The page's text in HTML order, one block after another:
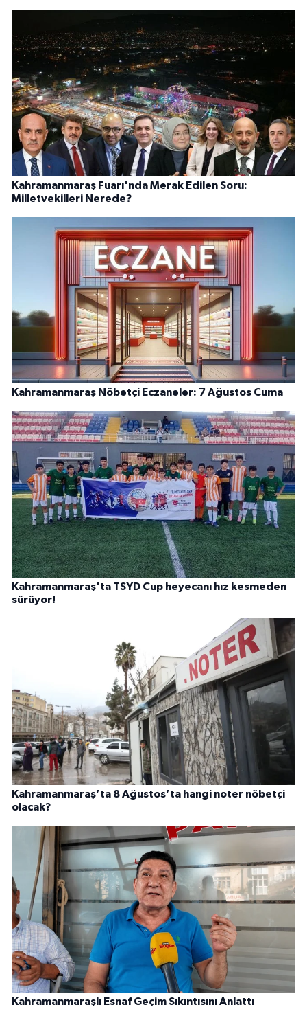
Kahramanmaraş Fuarı'nda Merak Edilen Soru:
Milletvekilleri Nerede?
Kahramanmaraş Nöbetçi Eczaneler: 7 Ağustos Cuma
Kahramanmaraş'ta TSYD Cup heyecanı hız kesmeden
sürüyor!
Kahramanmaraş’ta 8 Ağustos’ta hangi noter nöbetçi
olacak?
Kahramanmaraşlı Esnaf Geçim Sıkıntısını Anlattı